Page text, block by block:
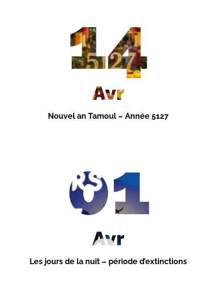
Nouvel an Tamoul – Année 5127
14
Avr
Les jours de la nuit – période d’extinctions
01
Avr